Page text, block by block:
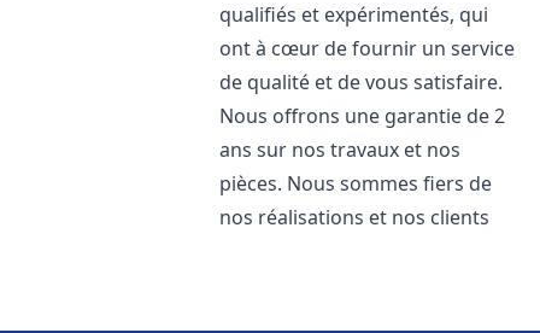
qualifiés et expérimentés, qui
ont à cœur de fournir un service
de qualité et de vous satisfaire.
Nous offrons une garantie de 2
ans sur nos travaux et nos
pièces. Nous sommes fiers de
nos réalisations et nos clients